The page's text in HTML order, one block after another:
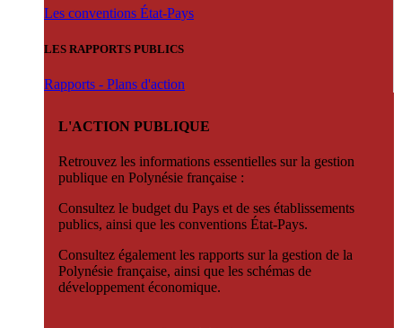
Les conventions État-Pays
LES RAPPORTS PUBLICS
Rapports - Plans d'action
L'ACTION PUBLIQUE
Retrouvez les informations essentielles sur la gestion
publique en Polynésie française :
Consultez le budget du Pays et de ses établissements
publics, ainsi que les conventions État-Pays.
Consultez également les rapports sur la gestion de la
Polynésie française, ainsi que les schémas de
développement économique.